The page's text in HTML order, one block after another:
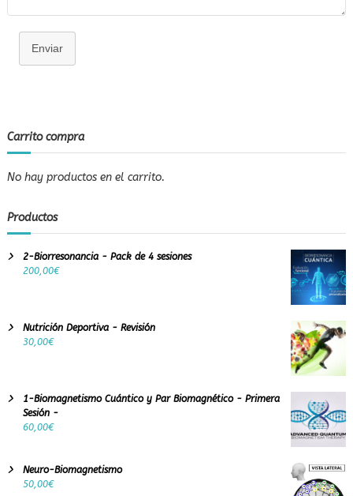
Enviar
Carrito compra
No hay productos en el carrito.
Productos
2-Biorresonancia - Pack de 4 sesiones
200,00€
Nutrición Deportiva - Revisión
30,00€
1-Biomagnetismo Cuántico y Par Biomagnético - Primera
Sesión -
60,00€
Neuro-Biomagnetismo
50,00€